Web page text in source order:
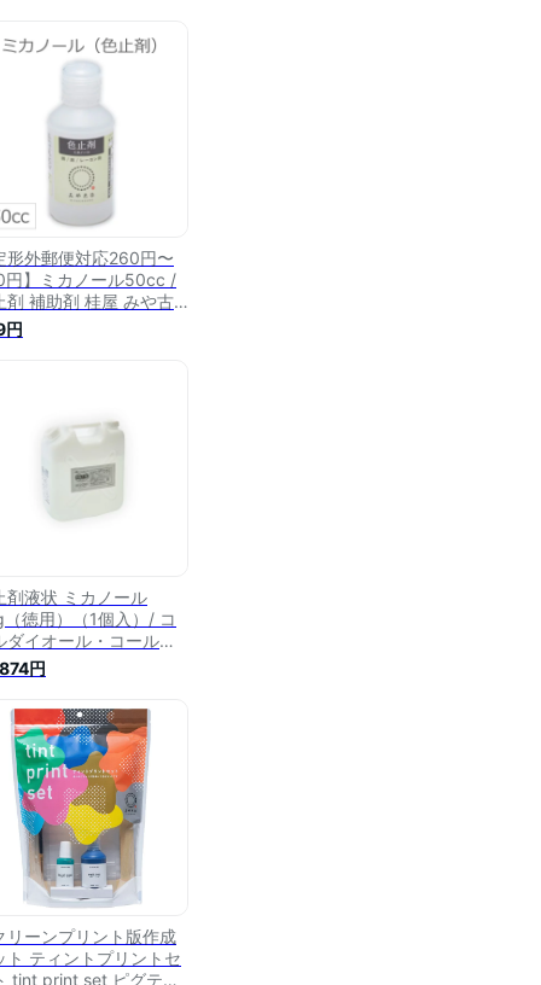
形外郵便対応260円〜
】ミカノール50cc /
剤 補助剤 桂屋 みや古
みやこぞめ
円
剤液状 ミカノール
徳用）（1個入）/ コ
ダイオール・コールダ
ット 直接みやこ染ECO
みや古染め みやこぞめ
用 ワークショップ【宅
】
円
リーンプリント版作成
ト ティントプリントセ
tint print set ピグティ